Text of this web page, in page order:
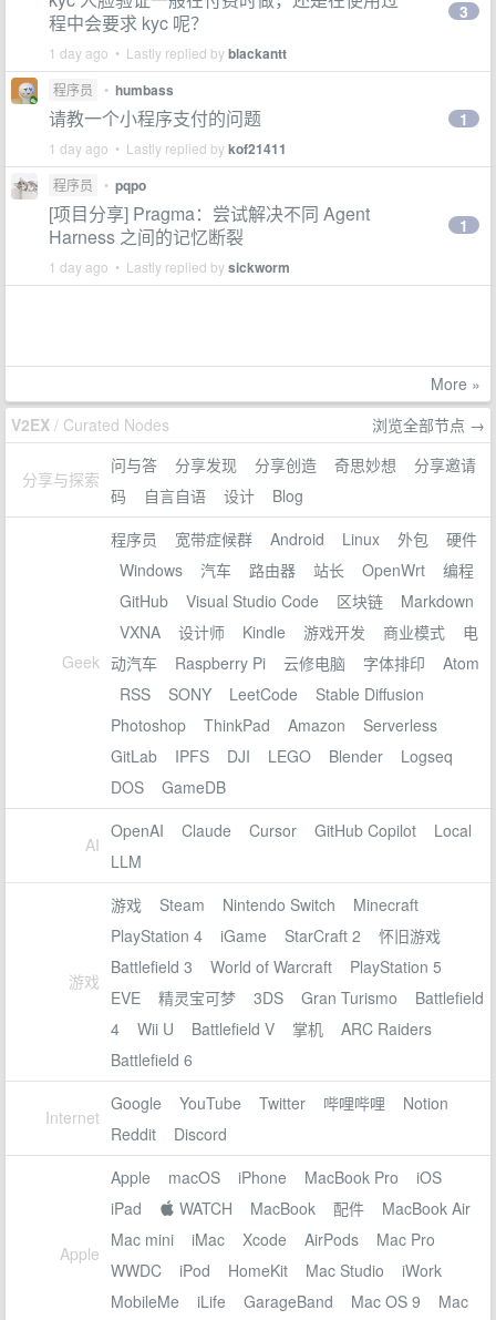
程中会要求 kyc 呢？
1 day ago • Lastly replied byblackantt
3
程序员 • humbass
请教一个小程序支付的问题
1 day ago • Lastly replied bykof21411
1
程序员 • pqpo
[项目分享] Pragma：尝试解决不同 Agent
Harness 之间的记忆断裂
1 day ago • Lastly replied bysickworm
1
More »
V2EX / Curated Nodes 浏览全部节点 →
分享与探索
问与答 分享发现 分享创造 奇思妙想
分享邀请
码
自言自语 设计 Blog
Geek
程序员 宽带症候群 Android Linux 外包
硬件
Windows
汽车 路由器 站长 OpenWrt
编程
GitHub
Visual Studio Code 区块链
Markdown
VXNA
设计师 Kindle 游戏开发 商业模式
电
动汽车
Raspberry Pi 云修电脑 字体排印
Atom
RSS
SONY LeetCode
Stable Diffusion
Photoshop
ThinkPad Amazon
Serverless
GitLab
IPFS DJI LEGO Blender
Logseq
DOS
GameDB
AI
OpenAI Claude Cursor GitHub Copilot
Local
LLM
游戏
游戏 Steam Nintendo Switch
Minecraft
PlayStation 4
iGame StarCraft 2
怀旧游戏
Battlefield 3
World of Warcraft
PlayStation 5
EVE
精灵宝可梦 3DS Gran Turismo
Battlefield
4
Wii U Battlefield V 掌机
ARC Raiders
Battlefield 6
Internet
Google YouTube Twitter 哔哩哔哩
Notion
Reddit
Discord
Apple
Apple macOS iPhone MacBook Pro
iOS
iPad
 WATCH MacBook 配件
MacBook Air
Mac mini
iMac Xcode AirPods
Mac Pro
WWDC
iPod HomeKit Mac Studio
iWork
MobileMe
iLife GarageBand Mac OS 9
Mac